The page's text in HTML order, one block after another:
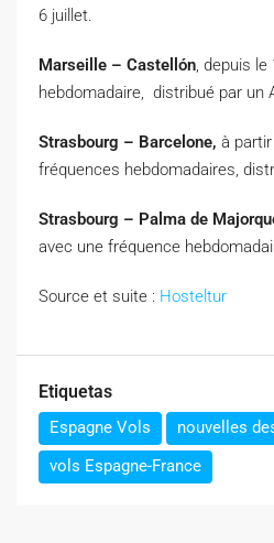
6 juillet.
Marseille – Castellón, depuis le
hebdomadaire, distribué par un
Strasbourg – Barcelone, à
fréquences hebdomadaires,
Strasbourg – Palma de
avec une fréquence
Source et suite : Hosteltur
Etiquetas
Espagne Vols nouvelles
vols Espagne-France